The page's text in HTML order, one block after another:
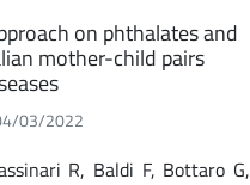
on phthalates and
mother-child pairs
03/2022
R, Baldi F, Bottaro G,